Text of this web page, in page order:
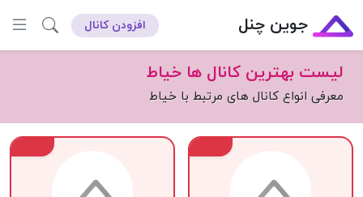
جوین چنل افزودن کانال
لیست بهترین کانال ها خیاط
معرفی انواع کانال های مرتبط با خیاط